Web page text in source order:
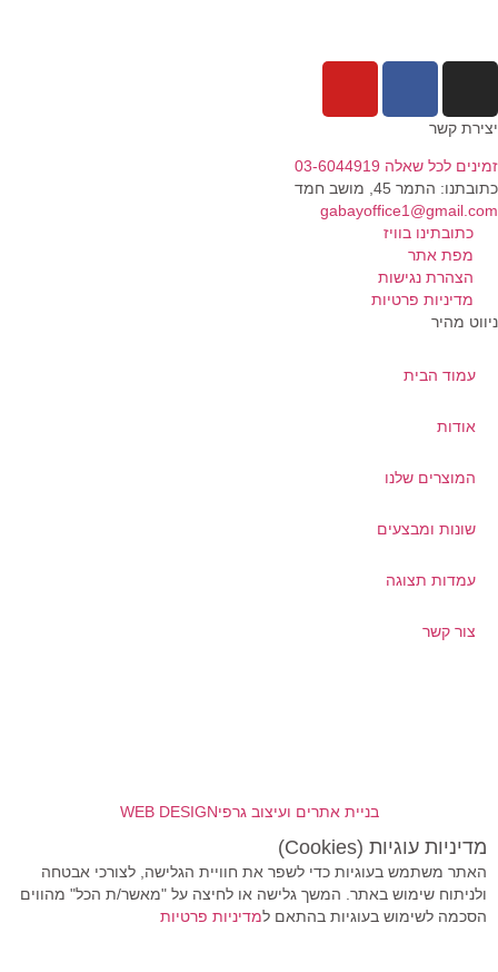
קשר
לכל שאלה 03-6044919
התמר 45, מושב חמד​
כתובתינו בוויז
מפת אתר
הצהרת נגישות
מדיניות פרטיות
מהיר
עמוד הבית
אודות
המוצרים שלנו
שונות ומבצעים
עמדות תצוגה
צור קשר
בניית אתרים ועיצוב גרפיWEB DESIGN
מדיניות עוגיות (Cookies)
האתר משתמש בעוגיות כדי לשפר את חוויית הגלישה, לצורכי אבטחה
ולניתוח שימוש באתר. המשך גלישה או לחיצה על "מאשר/ת הכל" מהווים
הסכמה לשימוש בעוגיות בהתאם ל מדיניות פרטיות